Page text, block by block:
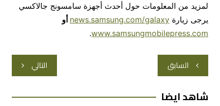
لمزيد من المعلومات حول أحدث أجهزة سامسونج جالاكسي
يرجى زيارة news.samsung.com/galaxy أو
www.samsungmobilepress.com
.
تصفّح
المقالات
السابق التالي
شاهد ايضا